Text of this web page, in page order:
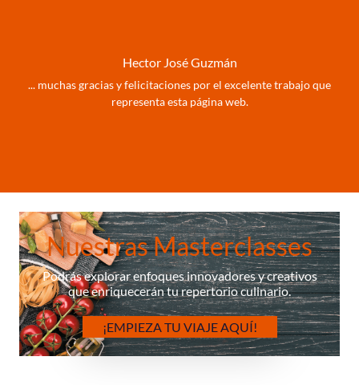
Hector José Guzmán
... muchas gracias y felicitaciones por el excelente trabajo que
representa esta página web.
Nuestras Masterclasses
Podrás explorar enfoques innovadores y creativos
que enriquecerán tu repertorio culinario.
¡EMPIEZA TU VIAJE AQUÍ!